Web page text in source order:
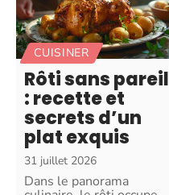
CUISINER
Rôti sans pareil
: recette et
secrets d’un
plat exquis
31 juillet 2026
Dans le panorama